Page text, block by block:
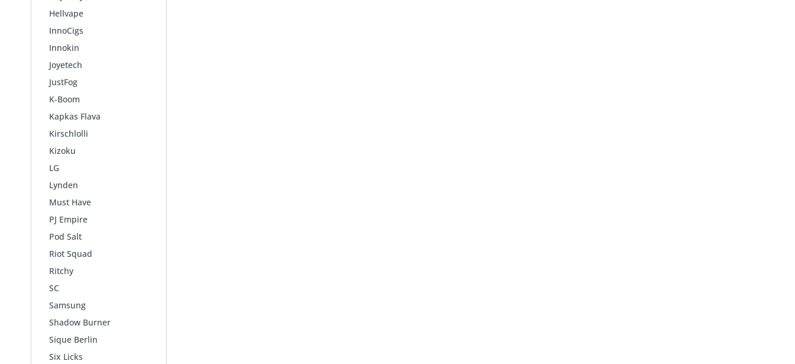
Hellvape
InnoCigs
Innokin
Joyetech
JustFog
K-Boom
Kapkas Flava
Kirschlolli
Kizoku
LG
Lynden
Must Have
PJ Empire
Pod Salt
Riot Squad
Ritchy
SC
Samsung
Shadow Burner
Sique Berlin
Six Licks